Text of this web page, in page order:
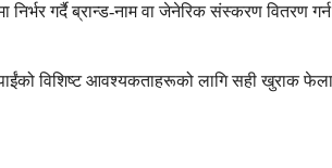
निर्भर गर्दै ब्रान्ड-नाम वा जेनेरिक संस्करण
विशिष्ट आवश्यकताहरूको लागि सही खुराक